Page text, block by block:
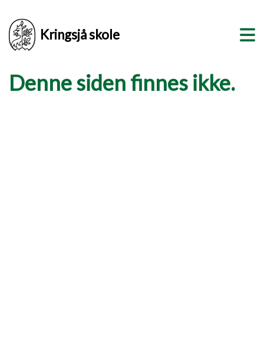
Kringsjå skole
Denne siden finnes ikke.